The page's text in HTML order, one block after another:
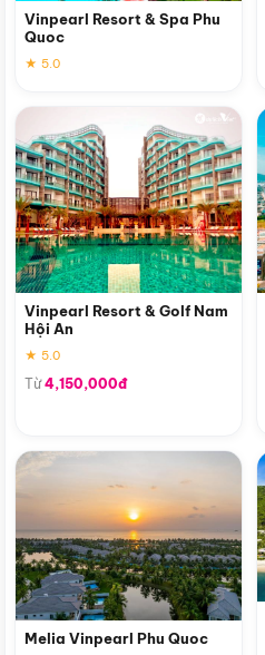
Vinpearl Resort & Spa Phu
Quoc
★ 5.0
Vinpearl Resort & Golf Nam
Hội An
★ 5.0
Từ4,150,000đ
Melia Vinpearl Phu Quoc